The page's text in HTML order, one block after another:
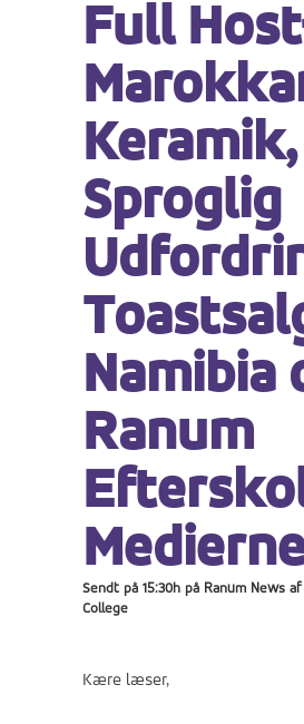
Full
Keramik,
Sproglig
Namibia
Ranum
Sendt på 15:30h på Ranum News af
College
Kære læser,